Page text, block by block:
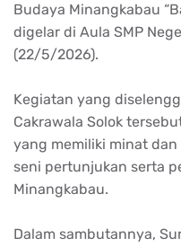
Budaya Minangkabau
digelar di Aula SMP
(22/5/2026).
Kegiatan yang
Cakrawala Solok
yang memiliki minat
seni pertunjukan serta
Minangkabau.
Dalam sambutannya,